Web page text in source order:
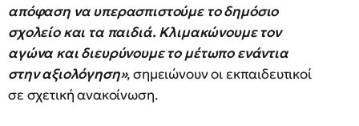
απόφαση να υπερασπιστούμε το δημόσιο
σχολείο και τα παιδιά. Κλιμακώνουμε τον
αγώνα και διευρύνουμε το μέτωπο ενάντια
στην αξιολόγηση», σημειώνουν οι εκπαιδευτικοί
σε σχετική ανακοίνωση.